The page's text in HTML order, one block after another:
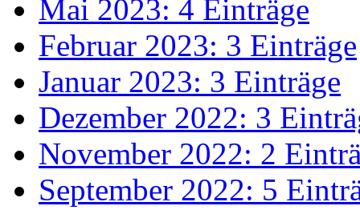
Mai 2023: 4 Einträge
Februar 2023: 3 Einträge
Januar 2023: 3 Einträge
Dezember 2022: 3
November 2022: 2
September 2022: 5